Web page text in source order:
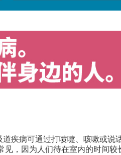
疾病可通过打喷嚏、咳嗽或说
，因为人们待在室内的时间较